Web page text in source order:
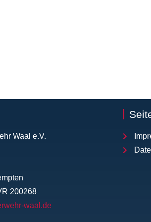
Waal e.V.
200268
waal.de